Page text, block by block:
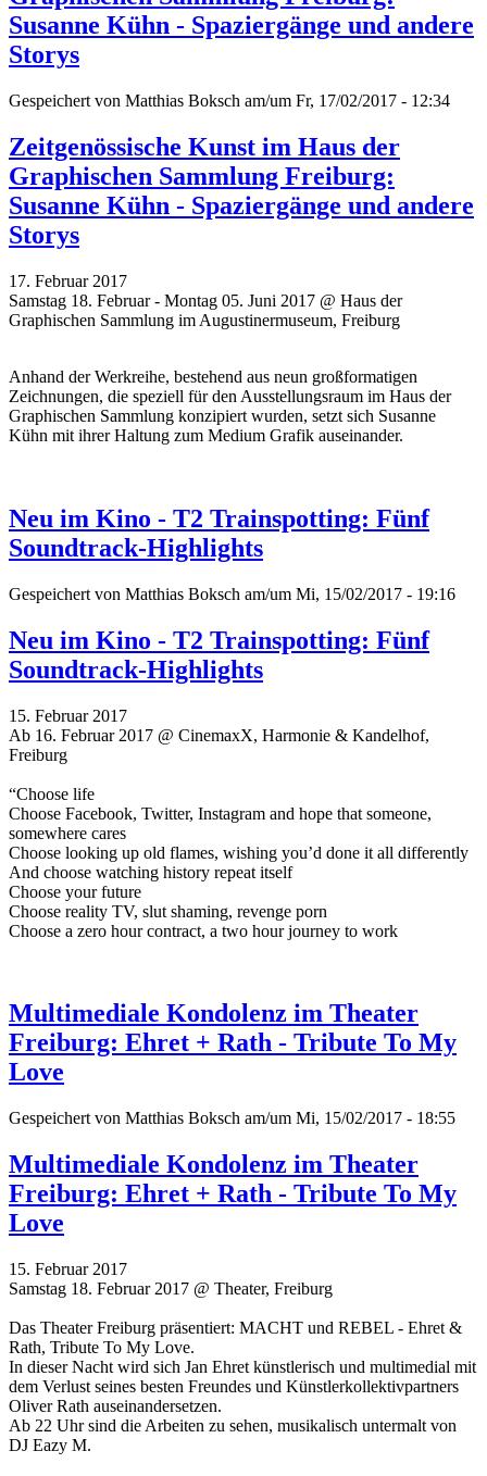
Susanne Kühn - Spaziergänge und andere
Storys
Gespeichert von Matthias Boksch am/um Fr, 17/02/2017 - 12:34
Zeitgenössische Kunst im Haus der
Graphischen Sammlung Freiburg:
Susanne Kühn - Spaziergänge und andere
Storys
17. Februar 2017
Samstag 18. Februar - Montag 05. Juni 2017 @ Haus der
Graphischen Sammlung im Augustinermuseum, Freiburg
Anhand der Werkreihe, bestehend aus neun großformatigen
Zeichnungen, die speziell für den Ausstellungsraum im Haus der
Graphischen Sammlung konzipiert wurden, setzt sich Susanne
Kühn mit ihrer Haltung zum Medium Grafik auseinander.
Neu im Kino - T2 Trainspotting: Fünf
Soundtrack-Highlights
Gespeichert von Matthias Boksch am/um Mi, 15/02/2017 - 19:16
Neu im Kino - T2 Trainspotting: Fünf
Soundtrack-Highlights
15. Februar 2017
Ab 16. Februar 2017 @ CinemaxX, Harmonie & Kandelhof,
Freiburg
“Choose life
Choose Facebook, Twitter, Instagram and hope that someone,
somewhere cares
Choose looking up old flames, wishing you’d done it all differently
And choose watching history repeat itself
Choose your future
Choose reality TV, slut shaming, revenge porn
Choose a zero hour contract, a two hour journey to work
Multimediale Kondolenz im Theater
Freiburg: Ehret + Rath - Tribute To My
Love
Gespeichert von Matthias Boksch am/um Mi, 15/02/2017 - 18:55
Multimediale Kondolenz im Theater
Freiburg: Ehret + Rath - Tribute To My
Love
15. Februar 2017
Samstag 18. Februar 2017 @ Theater, Freiburg
Das Theater Freiburg präsentiert: MACHT und REBEL - Ehret &
Rath, Tribute To My Love.
In dieser Nacht wird sich Jan Ehret künstlerisch und multimedial mit
dem Verlust seines besten Freundes und Künstlerkollektivpartners
Oliver Rath auseinandersetzen.
Ab 22 Uhr sind die Arbeiten zu sehen, musikalisch untermalt von
DJ Eazy M.